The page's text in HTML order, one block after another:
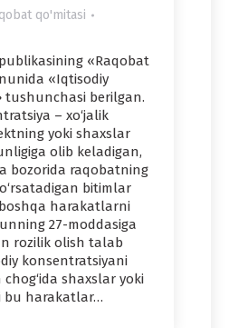
qo'mitasi
«Raqobat
«Iqtisodiy
tushunchasi berilgan.
– xo‘jalik
yoki shaxslar
olib keladigan,
bozorida raqobatning
bitimlar
harakatlarni
27-moddasiga
rozilik olish talab
konsentratsiyani
shaxslar yoki
bu harakatlar…